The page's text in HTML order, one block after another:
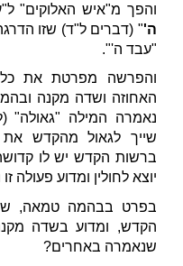
והפך מ"איש האלוקים"
ה'" (דברים ל"ד) שזו
"עבד ה'".
והפרשה מפרטת את
האחוזה ושדה מקנה
נאמרה המילה "גאולה"
שייך לגאול מהקדש
ברשות הקדש יש לו
יוצא לחולין ומדוע פעולה
בפרט בבהמה טמאה,
הקדש, ומדוע בשדה
שנאמרה באחרים?